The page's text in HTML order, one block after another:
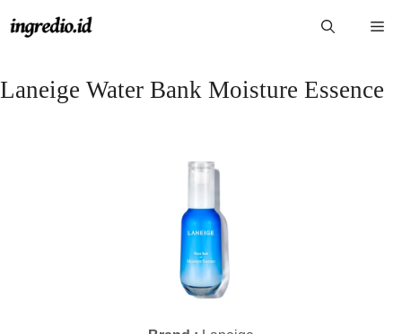
ke
Laneige Water Bank Moisture Essence